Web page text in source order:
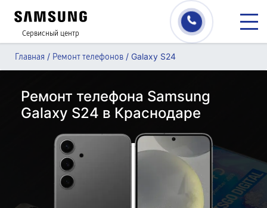
Сервисный центр
Главная / Ремонт телефонов / Galaxy S24
Ремонт телефона Samsung
Galaxy S24 в Краснодаре